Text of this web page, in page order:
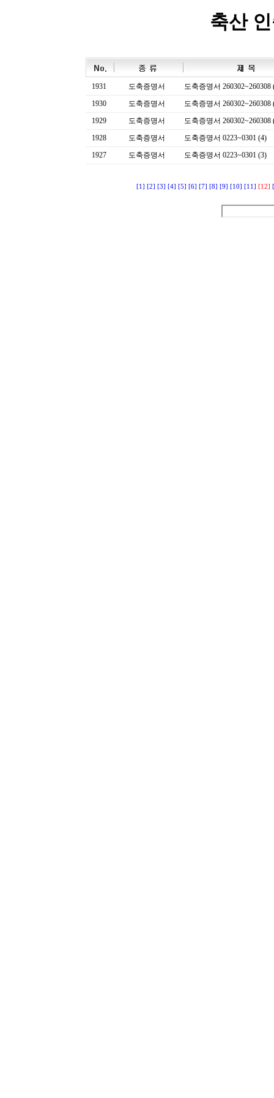
축산
1931 도축증명서
도축증명서 260302~260308
1930
도축증명서
도축증명서 260302~260308
1929
도축증명서
도축증명서 260302~260308
1928
도축증명서
도축증명서 0223~0301 (4)
1927
도축증명서 도축증명서 0223~0301 (3)
[1] [2] [3] [4] [5] [6] [7] [8] [9] [10] [11] [12]